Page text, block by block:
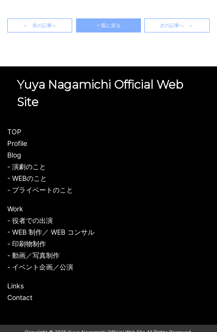
＜ 前の記事へ 一覧に戻る 次の記事へ ＞
Yuya Nagamichi Official Web
Site
TOP
Profile
Blog
- 演劇のこと
- WEBのこと
- プライベートのこと
Work
- 役者での出演
- WEB 制作／ WEB コンサル
- 印刷物制作
- 動画／写真制作
- イベント企画／公演
Links
Contact